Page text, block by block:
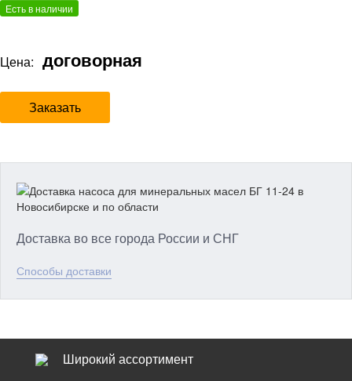
Есть в наличии
Цена: договорная
Заказать
Доставка во все города России и СНГ
Способы доставки
Широкий ассортимент